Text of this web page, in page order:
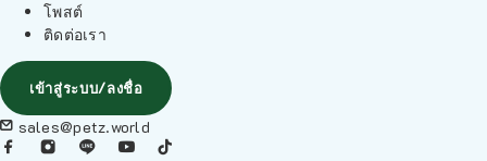
โพสต์
ติดต่อเรา
เข้าสู่ระบบ/ลงชื่อ
sales@petz.world